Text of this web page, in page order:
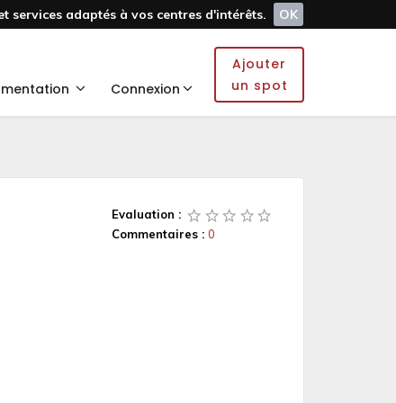
services adaptés à vos centres d'intérêts.
OK
Connexion
Ajouter
un spot
Evaluation :
Commentaires : 0